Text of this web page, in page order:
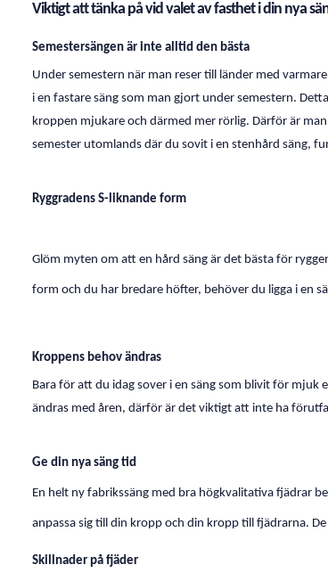
Viktigt att tänka på vid valet av fasthet i din nya
Semestersängen är inte alltid den bästa
Under semestern när man reser till länder med
i en fastare säng som man gjort under semestern.
kroppen mjukare och därmed mer rörlig. Därför är
semester utomlands där du sovit i en stenhård säng,
Ryggradens S-liknande form
Glöm myten om att en hård säng är det bästa för
form och du har bredare höfter, behöver du ligga i en
Kroppens behov ändras
Bara för att du idag sover i en säng som blivit för
ändras med åren, därför är det viktigt att inte ha
Ge din nya säng tid
En helt ny fabrikssäng med bra högkvalitativa fjädrar
anpassa sig till din kropp och din kropp till fjädrarna.
Skillnader på fjäder